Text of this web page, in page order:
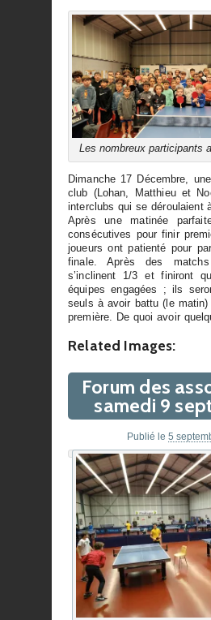
Les nombreux participants
Dimanche 17 Décembre,
club (Lohan, Matthieu et
interclubs qui se déroulaient
Après une matinée
consécutives pour finir
joueurs ont patienté pour
finale. Après des
s’inclinent 1/3 et finiront
équipes engagées ; ils
seuls à avoir battu (le matin)
première. De quoi avoir
Related Images:
Forum des
samedi 9
Publié le 5